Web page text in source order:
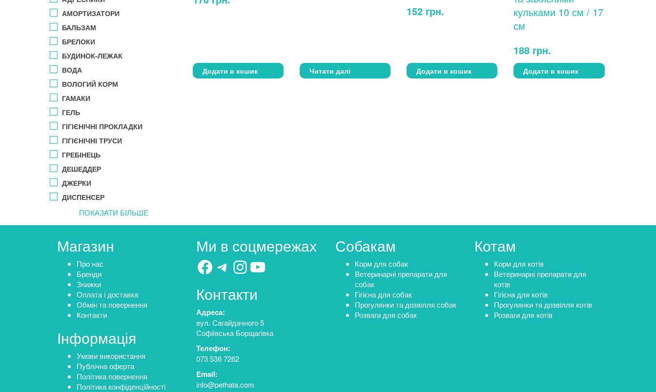
Додати в кошик Читати далі
152 грн.
Додати в кошик
188 грн.
Додати в кошик
АМОРТИЗАТОРИ
БАЛЬЗАМ
БРЕЛОКИ
БУДИНОК-ЛЕЖАК
ВОДА
ВОЛОГИЙ КОРМ
ГАМАКИ
ГЕЛЬ
ГІГІЄНІЧНІ ПРОКЛАДКИ
ГІГІЄНІЧНІ ТРУСИ
ГРЕБІНЕЦЬ
ДЕШЕДДЕР
ДЖЕРКИ
ДИСПЕНСЕР
ПОКАЗАТИ БІЛЬШЕ
Магазин
Про нас
Бренди
Знижки
Оплата і доставка
Обмін та повернення
Контакти
Інформація
Умови використання
Публічна оферта
Політика повернення
Політика конфіденційності
Ми в соцмережах
Facebook
Telegram
Instagram
YouTube
Контакти
Адреса:
вул. Сагайдачного 5
Софіївська Борщагівка
Телефон:
073 536 7262
Email:
info@pethata.com
Собакам
Корм для собак
Ветеринарні препарати для
собак
Гігієна для собак
Прогулянки та дозвілля собак
Розваги для собак
Котам
Корм для котів
Ветеринарні препарати для
котів
Гігієна для котів
Прогулянки та дозвілля котів
Розваги для котів